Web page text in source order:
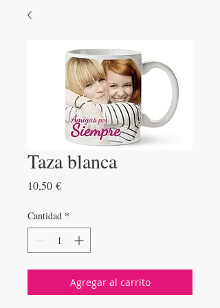
Taza blanca
10,50 €Precio
Cantidad *
Agregar al carrito